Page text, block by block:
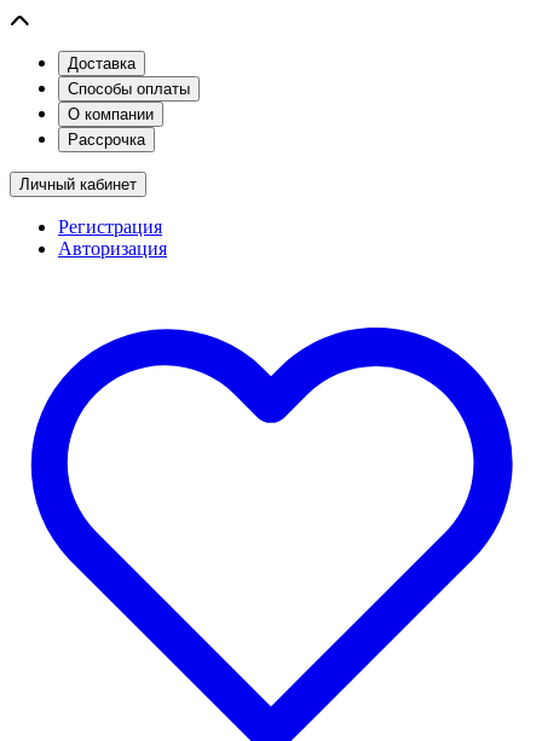
Доставка
Способы оплаты
О компании
Рассрочка
Личный кабинет
Регистрация
Авторизация